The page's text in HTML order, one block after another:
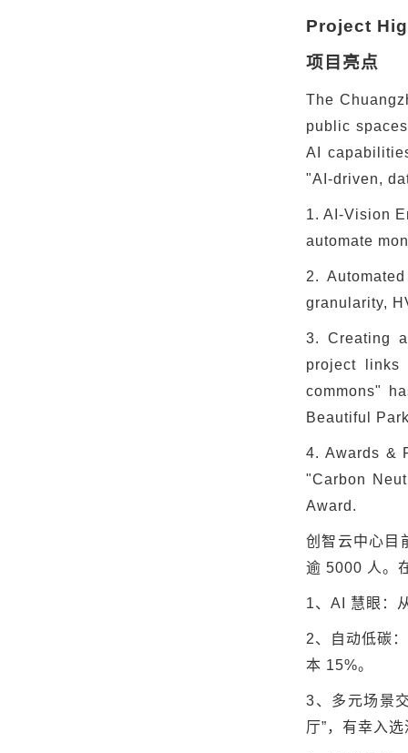
Project
项目亮点
The
public
AI
"AI-driven,
1. AI-Vision
automate
2.
granularity,
3. Creating
project links
commons"
Beautiful
4. Awards &
"Carbon
Award.
创智云中心目
逾 5000 人。
1、 AI 慧眼：
2、自动低碳
本 15%。
3、多元场景
厅”，有幸入